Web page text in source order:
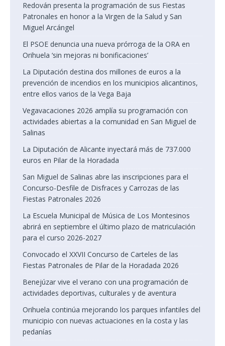
Redován presenta la programación de sus Fiestas
Patronales en honor a la Virgen de la Salud y San
Miguel Arcángel
El PSOE denuncia una nueva prórroga de la ORA en
Orihuela ‘sin mejoras ni bonificaciones’
La Diputación destina dos millones de euros a la
prevención de incendios en los municipios alicantinos,
entre ellos varios de la Vega Baja
Vegavacaciones 2026 amplía su programación con
actividades abiertas a la comunidad en San Miguel de
Salinas
La Diputación de Alicante inyectará más de 737.000
euros en Pilar de la Horadada
San Miguel de Salinas abre las inscripciones para el
Concurso-Desfile de Disfraces y Carrozas de las
Fiestas Patronales 2026
La Escuela Municipal de Música de Los Montesinos
abrirá en septiembre el último plazo de matriculación
para el curso 2026-2027
Convocado el XXVII Concurso de Carteles de las
Fiestas Patronales de Pilar de la Horadada 2026
Benejúzar vive el verano con una programación de
actividades deportivas, culturales y de aventura
Orihuela continúa mejorando los parques infantiles del
municipio con nuevas actuaciones en la costa y las
pedanías